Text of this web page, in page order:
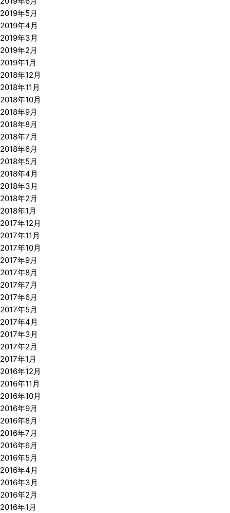
2019年5月
2019年4月
2019年3月
2019年2月
2019年1月
2018年12月
2018年11月
2018年10月
2018年9月
2018年8月
2018年7月
2018年6月
2018年5月
2018年4月
2018年3月
2018年2月
2018年1月
2017年12月
2017年11月
2017年10月
2017年9月
2017年8月
2017年7月
2017年6月
2017年5月
2017年4月
2017年3月
2017年2月
2017年1月
2016年12月
2016年11月
2016年10月
2016年9月
2016年8月
2016年7月
2016年6月
2016年5月
2016年4月
2016年3月
2016年2月
2016年1月